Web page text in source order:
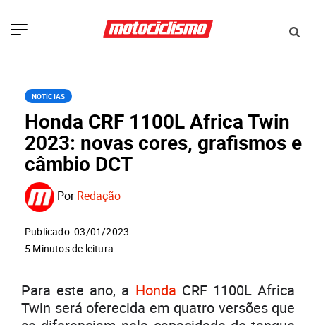
NOTÍCIAS
Honda CRF 1100L Africa Twin
2023: novas cores, grafismos e
câmbio DCT
PorRedação
Publicado: 03/01/2023
5 Minutos de leitura
Para este ano, a Honda CRF 1100L Africa
Twin será oferecida em quatro versões que